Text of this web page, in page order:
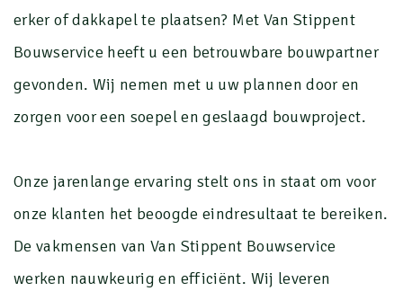
erker of dakkapel te plaatsen? Met Van Stippent
Bouwservice heeft u een betrouwbare bouwpartner
gevonden. Wij nemen met u uw plannen door en
zorgen voor een soepel en geslaagd bouwproject.
Onze jarenlange ervaring stelt ons in staat om voor
onze klanten het beoogde eindresultaat te bereiken.
De vakmensen van Van Stippent Bouwservice
werken nauwkeurig en efficiënt. Wij leveren